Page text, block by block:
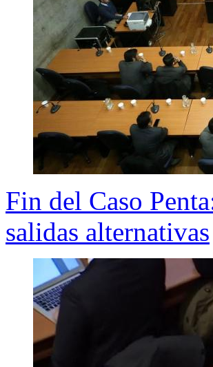
Fin del Caso
salidas alternativas